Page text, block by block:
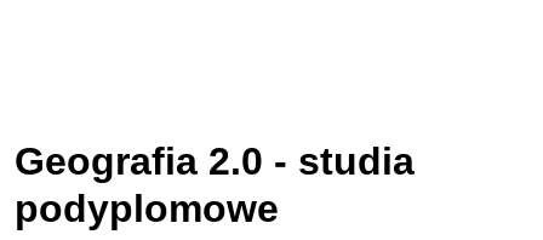
Geografia 2.0 - studia
podyplomowe